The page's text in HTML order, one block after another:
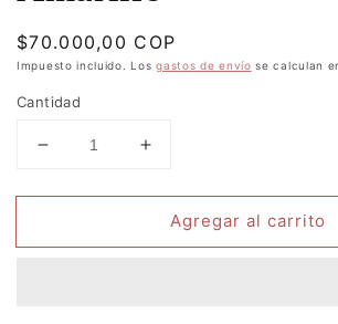
Precio
habitual
$70.000,00 COP
Impuesto incluido. Losgastos de envío se calculan
Cantidad
Reducir
para
Pájaros
Aumentar
para
Pañuelo
Pájaros
Agregar al carrito